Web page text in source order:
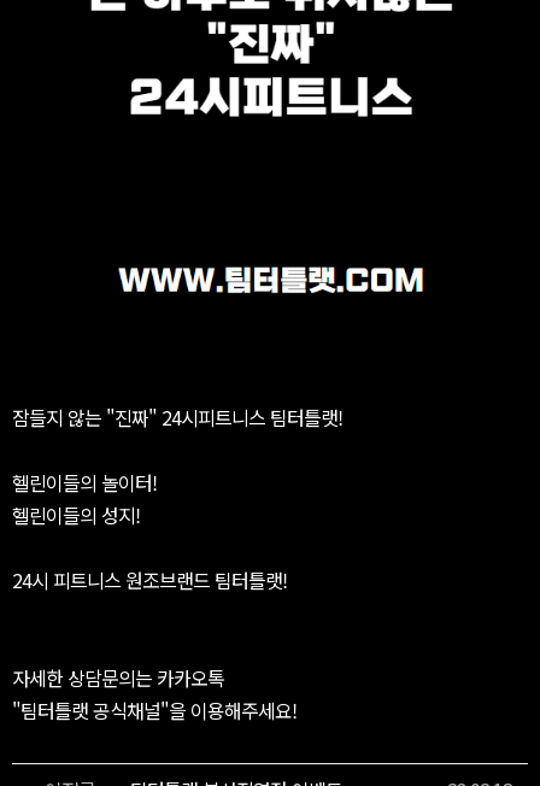
잠들지 않는 "진짜" 24시피트니스 팀터틀랫!
헬린이들의 놀이터!
헬린이들의 성지!
24시 피트니스 원조브랜드 팀터틀랫!
자세한 상담문의는 카카오톡
"팀터틀랫 공식채널"을 이용해주세요!